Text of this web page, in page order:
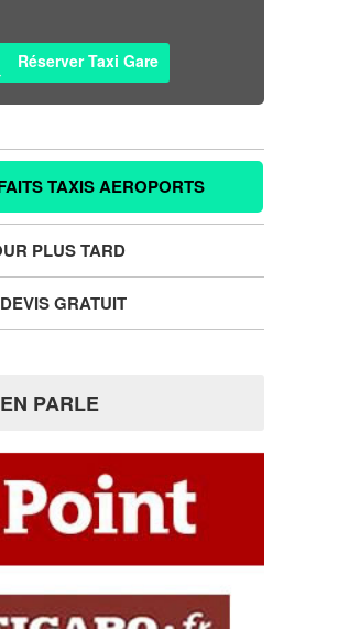
Réserver Taxi Gare
TAXIS AEROPORTS
PLUS TARD
GRATUIT
PARLE